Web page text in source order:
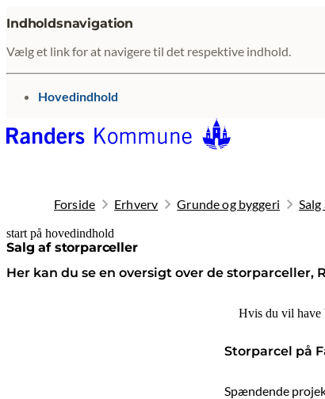
Indholdsnavigation
Vælg et link for at navigere til det respektive indhold.
gå til
Hovedindhold
Forside Erhverv Grunde og byggeri
start på hovedindhold
Salg af storparceller
Her kan du se en oversigt over de storparceller,
senest opdateret 10. februar 2026
Hvis du vil have
Storparcel på
Spændende